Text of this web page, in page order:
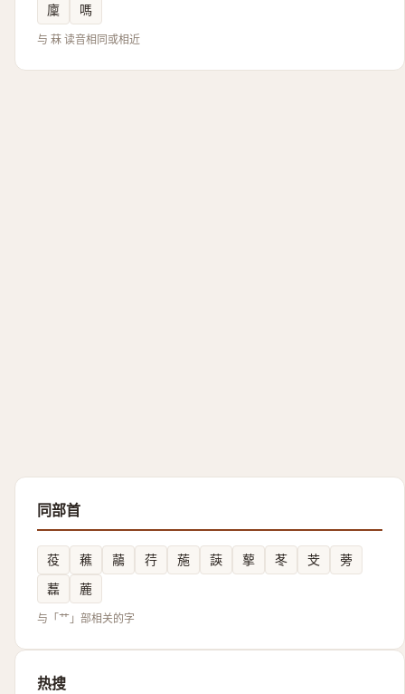
廩
嗎
与 菻 读音相同或相近
同部首
䓈 䕴 虉 荇 葹 䕛 蒘 苳 芠
蒡
藞
蔍
与「艹」部相关的字
热搜